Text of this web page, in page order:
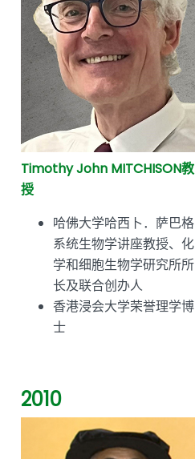
Timothy John MITCHISON教
授
哈佛大学哈西卜．萨巴格
系统生物学讲座教授、化
学和细胞生物学研究所所
长及联合创办人
香港浸会大学荣誉理学博
士
2010